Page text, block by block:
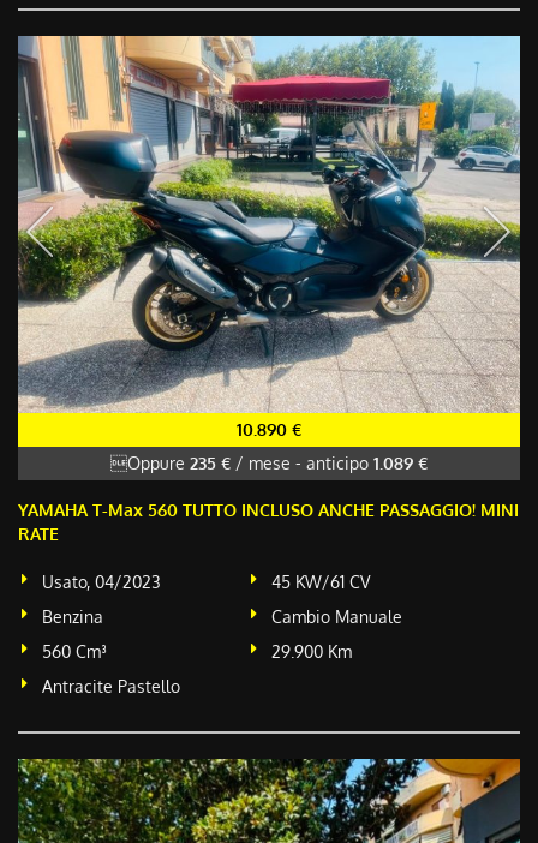
10.890 €
Oppure 235 € / mese - anticipo 1.089 €
YAMAHA T-Max 560 TUTTO INCLUSO ANCHE PASSAGGIO! MINI
RATE
Usato, 04/2023
45 KW/61 CV
Benzina
Cambio Manuale
560 Cm³
29.900 Km
Antracite Pastello